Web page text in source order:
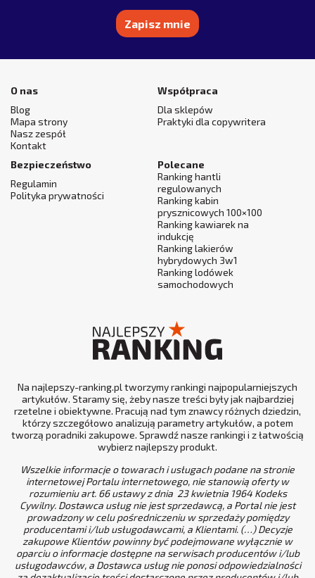
O nas
Blog
Mapa strony
Nasz zespół
Kontakt
Współpraca
Dla sklepów
Praktyki dla copywritera
Bezpieczeństwo
Regulamin
Polityka prywatności
Polecane
Ranking hantli
regulowanych
Ranking kabin
prysznicowych 100×100
Ranking kawiarek na
indukcję
Ranking lakierów
hybrydowych 3w1
Ranking lodówek
samochodowych
Na najlepszy-ranking.pl tworzymy rankingi najpopularniejszych
artykułów. Staramy się, żeby nasze treści były jak najbardziej
rzetelne i obiektywne. Pracują nad tym znawcy różnych dziedzin,
którzy szczegółowo analizują parametry artykułów, a potem
tworzą poradniki zakupowe. Sprawdź nasze rankingi i z łatwością
wybierz najlepszy produkt.
Wszelkie informacje o towarach i usługach podane na stronie
internetowej Portalu internetowego, nie stanowią oferty w
rozumieniu art. 66 ustawy z dnia 23 kwietnia 1964 Kodeks
Cywilny. Dostawca usług nie jest sprzedawcą, a Portal nie jest
prowadzony w celu pośredniczeniu w sprzedaży pomiędzy
producentami i/lub usługodawcami, a Klientami. (…) Decyzje
zakupowe Klientów powinny być podejmowane wyłącznie w
oparciu o informacje dostępne na serwisach producentów i/lub
usługodawców, a Dostawca usług nie ponosi odpowiedzialności